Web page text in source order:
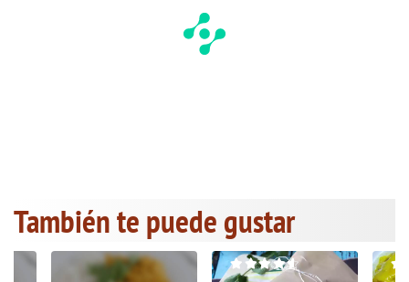
También te puede gustar